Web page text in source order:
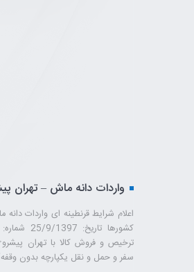
واردات دانه ماش – تهران
اعلام شرایط قرنطینه ای واردات
ترخیص و فروش کالا با تهران
سفر و حمل ‌و نقل یکپارچه بدون